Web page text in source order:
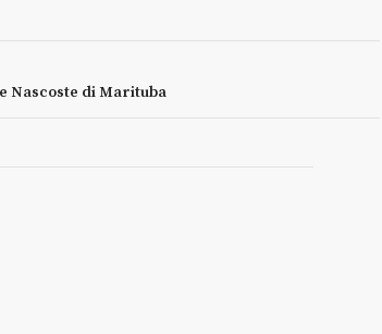
Nascoste di Marituba